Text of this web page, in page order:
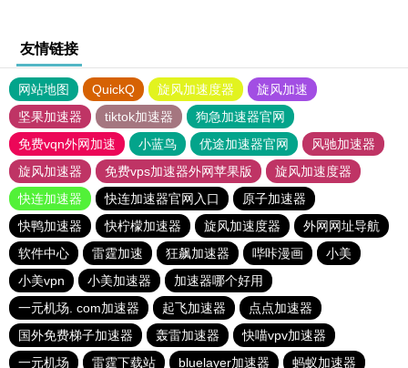
友情链接
网站地图 QuickQ 旋风加速度器
旋风加速
坚果加速器
tiktok加速器
狗急加速器官网
免费vqn外网加速
小蓝鸟 优途加速器官网
风驰加速器
旋风加速器
免费vps加速器外网苹果版
旋风加速度器
快连加速器
快连加速器官网入口
原子加速器
快鸭加速器
快柠檬加速器 旋风加速度器
外网网址导航
软件中心
雷霆加速 狂飙加速器 哔咔漫画
小美
小美vpn
小美加速器
加速器哪个好用
一元机场. com加速器
起飞加速器
点点加速器
国外免费梯子加速器
轰雷加速器
快喵vpv加速器
一元机场
雷霆下载站 bluelayer加速器 蚂蚁加速器